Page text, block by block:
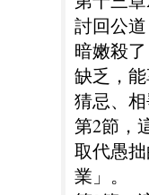
討回公
暗嫩殺
缺乏，
猜忌、
第2節，
取代愚
業」。